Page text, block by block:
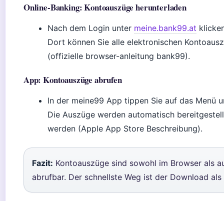
Online-Banking: Kontoauszüge herunterladen
Nach dem Login unter meine.bank99.at
Dort können Sie alle elektronischen
(offizielle browser-anleitung bank99).
App: Kontoauszüge abrufen
In der meine99 App tippen Sie auf das Menü
Die Auszüge werden automatisch
werden (Apple App Store Beschreibung).
Fazit: Kontoauszüge sind sowohl im Browser als
abrufbar. Der schnellste Weg ist der Download als